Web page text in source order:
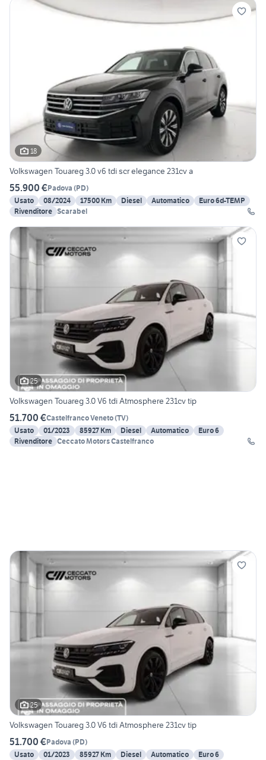
18
Volkswagen Touareg 3.0 v6 tdi scr elegance 231cv a
55.900 €Padova (PD)
Usato
08/2024 17500 Km Diesel Automatico
Euro 6d-TEMP
Rivenditore Scarabel
25
Volkswagen Touareg 3.0 V6 tdi Atmosphere 231cv tip
51.700 €Castelfranco Veneto(TV)
Usato
01/2023 85927 Km Diesel Automatico
Euro 6
Rivenditore Ceccato Motors Castelfranco
25
Volkswagen Touareg 3.0 V6 tdi Atmosphere 231cv tip
51.700 €Padova (PD)
Usato
01/2023 85927 Km Diesel Automatico
Euro 6